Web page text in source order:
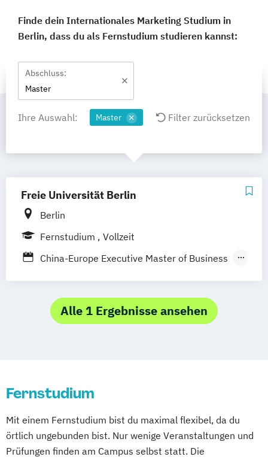
Finde dein Internationales Marketing Studium in
Berlin, dass du als Fernstudium studieren kannst:
Abschluss:
Master
Ihre Auswahl: Master Filter zurücksetzen
Freie Universität Berlin
Berlin
Fernstudium
Vollzeit
China-Europe Executive Master of Business
Management & Marketing
Alle 1 Ergebnisse ansehen
Fernstudium
Mit einem Fernstudium bist du maximal flexibel, da du
örtlich ungebunden bist. Nur wenige Veranstaltungen und
Prüfungen finden am Campus selbst statt. Die